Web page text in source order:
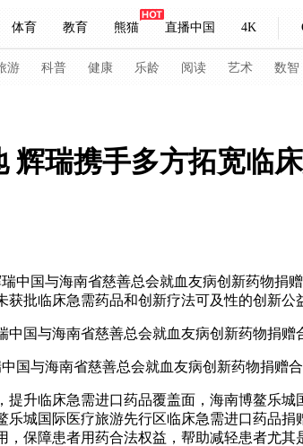
体育 教育 熊猫 直播中国 4K
妙语 热解读 天天学习
主持人 下载央视影音
游 科普 健康 乐龄 阅读 艺术 数智
频道 VR/AR 4K专区 全景新闻
入列 人生第一次 人生第二次
央博 非遗 文化 旅游 科普 健康
辉瑞携手多方拓宽临
中国与海南省慈善总会就血友病创新药物捐
批临床急需药品和创新疗法可及性的创新公
国与海南省慈善总会就血友病创新药物捐赠
升临床急需进口药品覆盖面，海南博鳌乐
城国际医疗旅游先行区临床急需进口药品
保障患者用药合法权益，帮助减轻患者尤其